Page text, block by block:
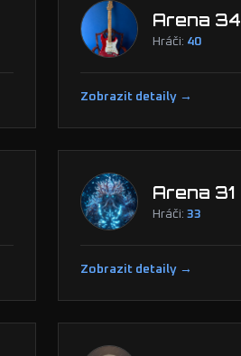
Arena 34
Hráči: 40
Zobrazit detaily →
Arena 31
Hráči: 33
Zobrazit detaily →